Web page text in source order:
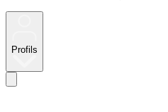
Profils